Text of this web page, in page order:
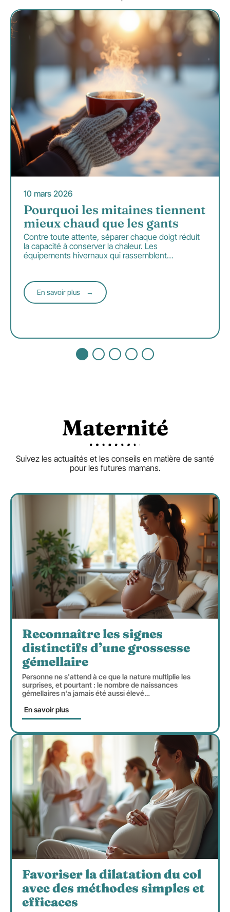
10 mars 2026
Pourquoi les mitaines tiennent
mieux chaud que les gants
Contre toute attente, séparer chaque doigt réduit
la capacité à conserver la chaleur. Les
équipements hivernaux qui rassemblent…
En savoir plus
Maternité
Suivez les actualités et les conseils en matière de santé
pour les futures mamans.
Reconnaître les signes
distinctifs d’une grossesse
gémellaire
Personne ne s'attend à ce que la nature multiplie les
surprises, et pourtant : le nombre de naissances
gémellaires n'a jamais été aussi élevé…
En savoir plus
Favoriser la dilatation du col
avec des méthodes simples et
efficaces